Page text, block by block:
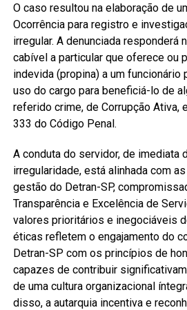
O caso resultou na elaboração de
Ocorrência para registro e
irregular. A denunciada responderá
cabível a particular que oferece ou
indevida (propina) a um funcionário
uso do cargo para beneficiá-lo de
referido crime, de Corrupção Ativa,
333 do Código Penal.
A conduta do servidor, de imediata
irregularidade, está alinhada com
gestão do Detran-SP,
Transparência e Excelência de
valores prioritários e inegociáveis
éticas refletem o engajamento do
Detran-SP com os princípios de
capazes de contribuir
de uma cultura organizacional
disso, a autarquia incentiva e